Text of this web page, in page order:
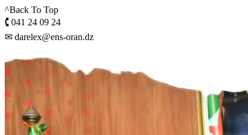
^Back To Top
🕻 041 24 09 24
✉ darelex@ens-oran.dz